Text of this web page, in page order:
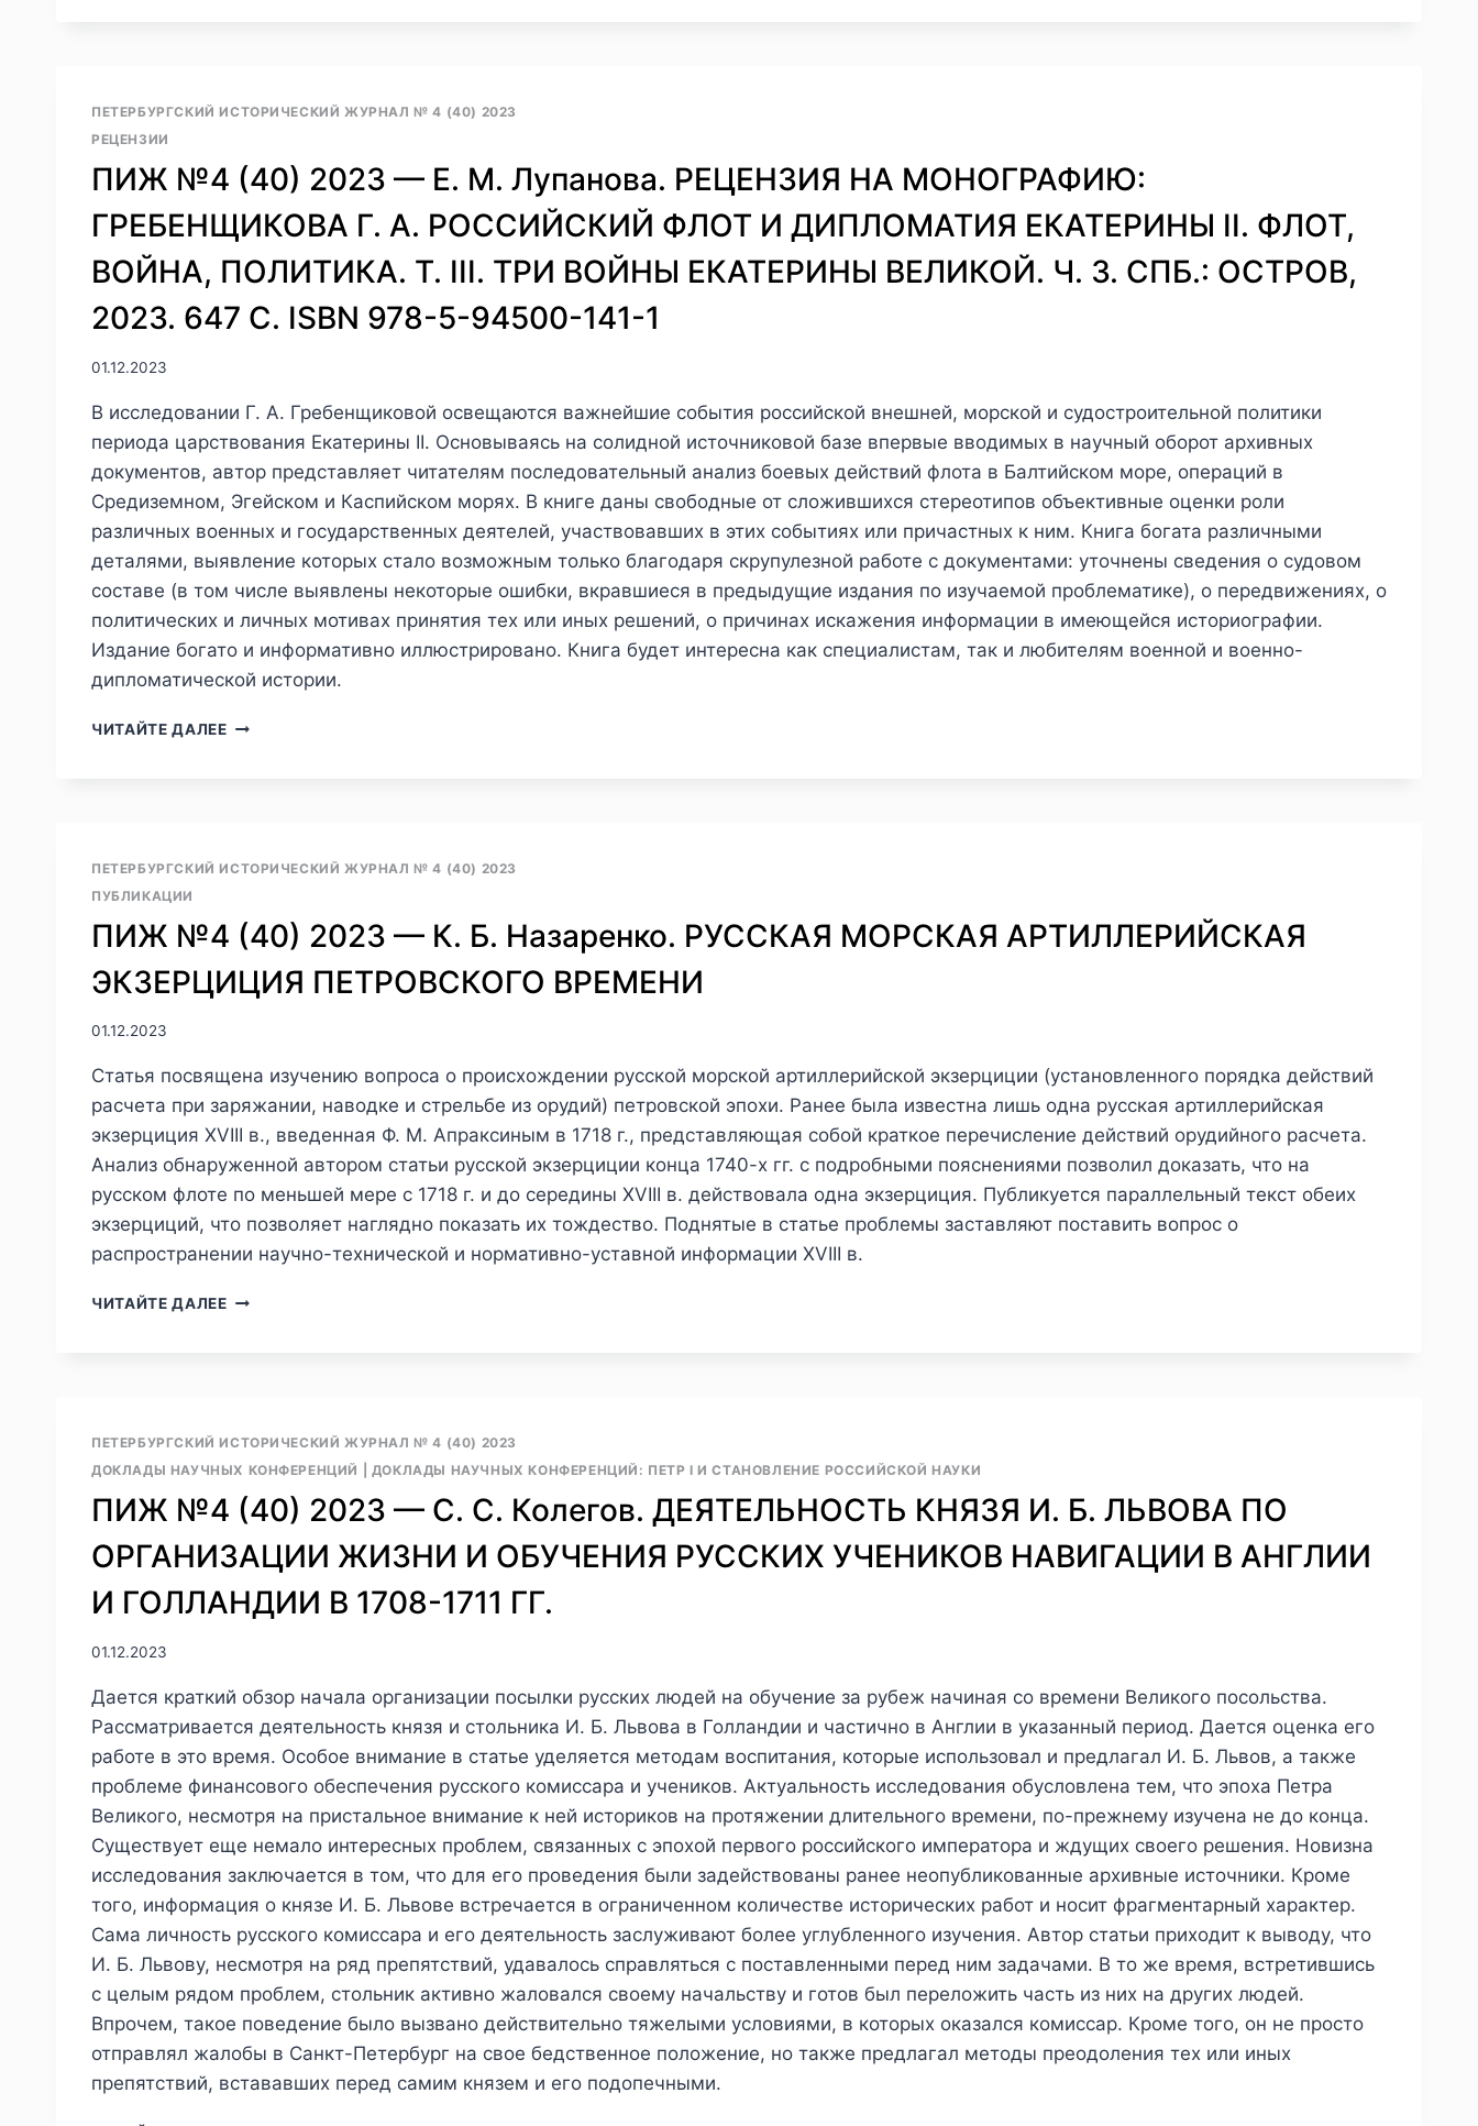
Н.
СУДОХОДНЫХ
ОПЕРАЦИЯХ
РУССКОГО
ОБЩЕСТВА
И
ПЕТЕРБУРГСКИЙ ИСТОРИЧЕСКИЙ ЖУРНАЛ № 4 (40) 2023
РЕЦЕНЗИИ
ПИЖ №4 (40) 2023 — Е. М. Лупанова. РЕЦЕНЗИЯ НА МОНОГРАФИЮ:
ГРЕБЕНЩИКОВА Г. А. РОССИЙСКИЙ ФЛОТ И ДИПЛОМАТИЯ ЕКАТЕРИНЫ II. ФЛОТ,
ВОЙНА, ПОЛИТИКА. Т. III. ТРИ ВОЙНЫ ЕКАТЕРИНЫ ВЕЛИКОЙ. Ч. 3. СПБ.: ОСТРОВ,
2023. 647 С. ISBN 978-5-94500-141-1
01.12.2023
В исследовании Г. А. Гребенщиковой освещаются важнейшие события российской внешней, морской и судостроительной политики
периода царствования Екатерины II. Основываясь на солидной источниковой базе впервые вводимых в научный оборот архивных
документов, автор представляет читателям последовательный анализ боевых действий флота в Балтийском море, операций в
Средиземном, Эгейском и Каспийском морях. В книге даны свободные от сложившихся стереотипов объективные оценки роли
различных военных и государственных деятелей, участвовавших в этих событиях или причастных к ним. Книга богата различными
деталями, выявление которых стало возможным только благодаря скрупулезной работе с документами: уточнены сведения о судовом
составе (в том числе выявлены некоторые ошибки, вкравшиеся в предыдущие издания по изучаемой проблематике), о передвижениях, о
политических и личных мотивах принятия тех или иных решений, о причинах искажения информации в имеющейся историографии.
Издание богато и информативно иллюстрировано. Книга будет интересна как специалистам, так и любителям военной и военно-
дипломатической истории.
ЧИТАЙТЕ ДАЛЕЕПИЖ
М.
НА
МОНОГРАФИЮ:
ГРЕБЕНЩИКОВА
ФЛОТ
ДИПЛОМАТИЯ
ЕКАТЕРИНЫ
II.
ПОЛИТИКА.
Т.
ТРИ
СПБ.:
ОСТРОВ,
647
ISBN
5-
94500-
ПЕТЕРБУРГСКИЙ ИСТОРИЧЕСКИЙ ЖУРНАЛ № 4 (40) 2023
ПУБЛИКАЦИИ
ПИЖ №4 (40) 2023 — К. Б. Назаренко. РУССКАЯ МОРСКАЯ АРТИЛЛЕРИЙСКАЯ
ЭКЗЕРЦИЦИЯ ПЕТРОВСКОГО ВРЕМЕНИ
01.12.2023
Статья посвящена изучению вопроса о происхождении русской морской артиллерийской экзерциции (установленного порядка действий
расчета при заряжании, наводке и стрельбе из орудий) петровской эпохи. Ранее была известна лишь одна русская артиллерийская
экзерциция XVIII в., введенная Ф. М. Апраксиным в 1718 г., представляющая собой краткое перечисление действий орудийного расчета.
Анализ обнаруженной автором статьи русской экзерциции конца 1740-х гг. с подробными пояснениями позволил доказать, что на
русском флоте по меньшей мере с 1718 г. и до середины XVIII в. действовала одна экзерциция. Публикуется параллельный текст обеих
экзерциций, что позволяет наглядно показать их тождество. Поднятые в статье проблемы заставляют поставить вопрос о
распространении научно-технической и нормативно-уставной информации XVIII в.
ЧИТАЙТЕ ДАЛЕЕПИЖ
Б.
МОРСКАЯ
АРТИЛЛЕРИЙСКАЯ
ЭКЗЕРЦИЦИЯ
ПЕТРОВСКОГО
ВРЕМЕНИ
ПЕТЕРБУРГСКИЙ ИСТОРИЧЕСКИЙ ЖУРНАЛ № 4 (40) 2023
ДОКЛАДЫ НАУЧНЫХ КОНФЕРЕНЦИЙ
ДОКЛАДЫ НАУЧНЫХ КОНФЕРЕНЦИЙ: ПЕТР I И СТАНОВЛЕНИЕ РОССИЙСКОЙ НАУКИ
ПИЖ №4 (40) 2023 — С. С. Колегов. ДЕЯТЕЛЬНОСТЬ КНЯЗЯ И. Б. ЛЬВОВА ПО
ОРГАНИЗАЦИИ ЖИЗНИ И ОБУЧЕНИЯ РУССКИХ УЧЕНИКОВ НАВИГАЦИИ В АНГЛИИ
И ГОЛЛАНДИИ В 1708-1711 ГГ.
01.12.2023
Дается краткий обзор начала организации посылки русских людей на обучение за рубеж начиная со времени Великого посольства.
Рассматривается деятельность князя и стольника И. Б. Львова в Голландии и частично в Англии в указанный период. Дается оценка его
работе в это время. Особое внимание в статье уделяется методам воспитания, которые использовал и предлагал И. Б. Львов, а также
проблеме финансового обеспечения русского комиссара и учеников. Актуальность исследования обусловлена тем, что эпоха Петра
Великого, несмотря на пристальное внимание к ней историков на протяжении длительного времени, по-прежнему изучена не до конца.
Существует еще немало интересных проблем, связанных с эпохой первого российского императора и ждущих своего решения. Новизна
исследования заключается в том, что для его проведения были задействованы ранее неопубликованные архивные источники. Кроме
того, информация о князе И. Б. Львове встречается в ограниченном количестве исторических работ и носит фрагментарный характер.
Сама личность русского комиссара и его деятельность заслуживают более углубленного изучения. Автор статьи приходит к выводу, что
И. Б. Львову, несмотря на ряд препятствий, удавалось справляться с поставленными перед ним задачами. В то же время, встретившись
с целым рядом проблем, стольник активно жаловался своему начальству и готов был переложить часть из них на других людей.
Впрочем, такое поведение было вызвано действительно тяжелыми условиями, в которых оказался комиссар. Кроме того, он не просто
отправлял жалобы в Санкт-Петербург на свое бедственное положение, но также предлагал методы преодоления тех или иных
препятствий, встававших перед самим князем и его подопечными.